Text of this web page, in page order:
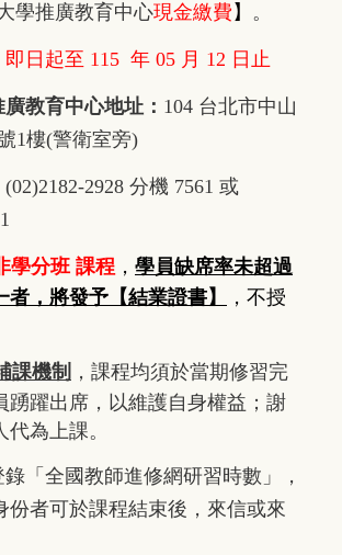
學推廣教育中心現金繳費 】 。
即日起至 115 年 05 月 12 日止
教育中心地址： 104 台北市中山
1樓(警衛室旁)
(02)2182-2928 分機 7561 或
學分班 課程 ， 學員缺席率未超過
，將發予【結業證書】
，不授
課機制 ，課程均須於當期修習完
踴躍出席，以維護自身權益；謝
為上課。
「全國教師進修網研習時數」，
份者可於課程結束後，來信或來